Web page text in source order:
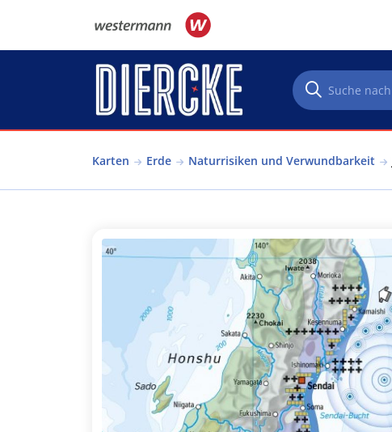
Karten Erde Naturrisiken und Verwundbarkeit